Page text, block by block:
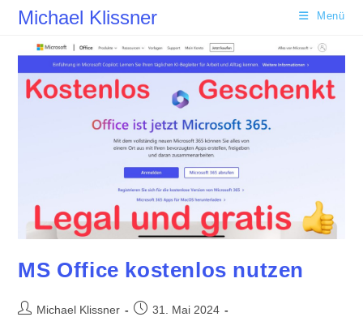
Zum
springen
Michael Klissner Menü
MS Office kostenlos nutzen
Beitrags-
Michael Klissner
Beitrag31. Mai 2024